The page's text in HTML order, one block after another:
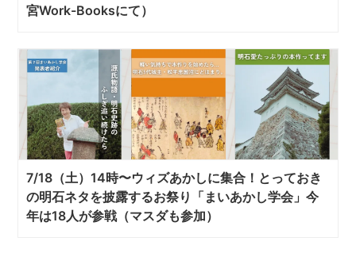
宮Work-Booksにて）
7/18（土）14時〜ウィズあかしに集合！とっておき
の明石ネタを披露するお祭り「まいあかし学会」今
年は18人が参戦（マスダも参加）